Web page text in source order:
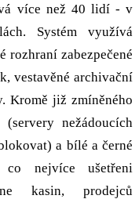
více než 40 lidí - v
Systém využívá
rozhraní zabezpečené
vestavěné archivační
Kromě již zmíněného
nežádoucích
a bílé a černé
co nejvíce ušetřeni
kasin, prodejců